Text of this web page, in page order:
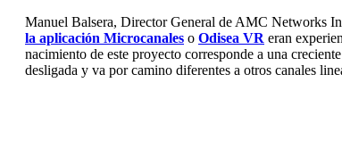
Manuel Balsera, Director General de AMC Networks
la aplicación Microcanales o Odisea VR eran
nacimiento de este proyecto corresponde a una
desligada y va por camino diferentes a otros canales